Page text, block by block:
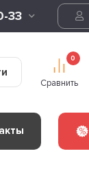
33
0
Сравнить